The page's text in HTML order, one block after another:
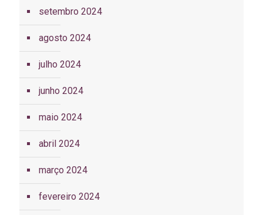
setembro 2024
agosto 2024
julho 2024
junho 2024
maio 2024
abril 2024
março 2024
fevereiro 2024